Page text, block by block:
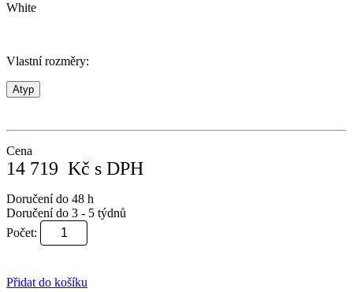
White
Vlastní rozměry:
Atyp
Cena
14 719 Kč s DPH
Doručení do 48 h
Doručení do 3 - 5 týdnů
Počet:
Přidat do košíku